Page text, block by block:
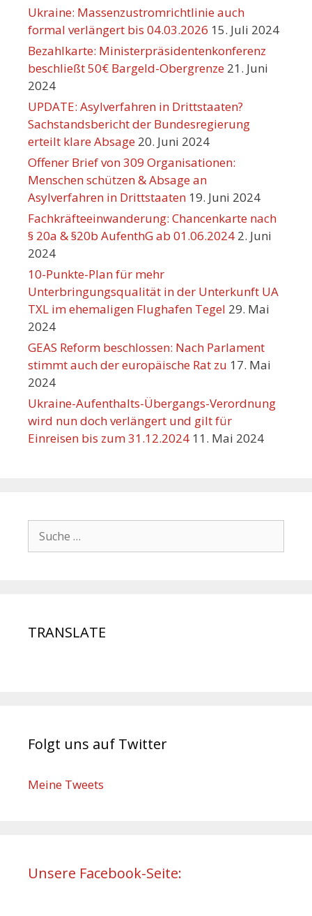
Ukraine: Massenzustromrichtlinie auch
formal verlängert bis 04.03.2026 15. Juli 2024
Bezahlkarte: Ministerpräsidentenkonferenz
beschließt 50€ Bargeld-Obergrenze 21. Juni
2024
UPDATE: Asylverfahren in Drittstaaten?
Sachstandsbericht der Bundesregierung
erteilt klare Absage 20. Juni 2024
Offener Brief von 309 Organisationen:
Menschen schützen & Absage an
Asylverfahren in Drittstaaten 19. Juni 2024
Fachkräfteeinwanderung: Chancenkarte nach
§ 20a & §20b AufenthG ab 01.06.2024 2. Juni
2024
10-Punkte-Plan für mehr
Unterbringungsqualität in der Unterkunft UA
TXL im ehemaligen Flughafen Tegel 29. Mai
2024
GEAS Reform beschlossen: Nach Parlament
stimmt auch der europäische Rat zu 17. Mai
2024
Ukraine-Aufenthalts-Übergangs-Verordnung
wird nun doch verlängert und gilt für
Einreisen bis zum 31.12.2024 11. Mai 2024
TRANSLATE
Folgt uns auf Twitter
Meine Tweets
Unsere Facebook-Seite: